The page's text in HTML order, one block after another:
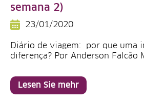
semana 2)
23/01/2020
Diário de viagem: por que uma
diferença? Por Anderson Falcão
Lesen Sie mehr